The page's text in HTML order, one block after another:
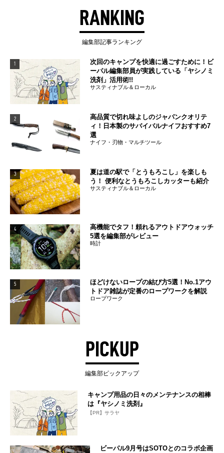
RANKING
編集部記事ランキング
1
次回のキャンプを快適に過ごすために！ビ
ーパル編集部員が実践している「ヤシノミ
洗剤」活用術!!
サスティナブル＆ローカル
2
高品質で切れ味よしのジャパンクオリテ
ィ！日本製のサバイバルナイフおすすめ7
選
ナイフ・刃物・マルチツール
3
夏は道の駅で「とうもろこし」を楽しも
う！ 便利なとうもろこしカッターも紹介
サスティナブル＆ローカル
4
高機能でタフ！頼れるアウトドアウォッチ
5選を編集部がレビュー
時計
5
ほどけないロープの結び方5選！No.1アウ
トドア雑誌が定番のロープワークを解説
ロープワーク
PICKUP
編集部ピックアップ
キャンプ用品の日々のメンテナンスの相棒
は『ヤシノミ洗剤』
【PR】サラヤ
ビーパル9月号はSOTOとのコラボ企画